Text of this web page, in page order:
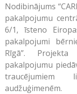
Nodibinājums
pakalpojumu
6/1, īsteno
pakalpojumi
Rīgā”.
pakalpojumu
traucējumiem
audžuģimenēm.